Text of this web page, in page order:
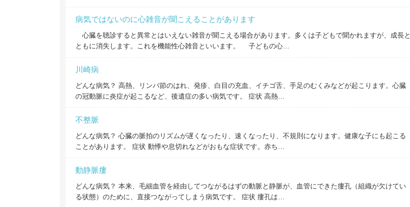
病気ではないのに心雑音が聞こえることがあります
心臓を聴診すると異常とはいえない雑音が聞こえる場合があります。多くは子どもで聞かれますが、成長と
ともに消失します。これを機能性心雑音といいます。 子どもの心…
川崎病
どんな病気？ 高熱、リンパ節のはれ、発疹、白目の充血、イチゴ舌、手足のむくみなどが起こります。心臓
の冠動脈に炎症が起こるなど、後遺症の多い病気です。 症状 高熱…
不整脈
どんな病気？ 心臓の脈拍のリズムが遅くなったり、速くなったり、不規則になります。健康な子にも起こる
ことがあります。 症状 動悸や息切れなどがおもな症状です。赤ち…
動静脈瘻
どんな病気？ 本来、毛細血管を経由してつながるはずの動脈と静脈が、血管にできた瘻孔（組織が欠けてい
る状態）のために、直接つながってしまう病気です。 症状 瘻孔は…